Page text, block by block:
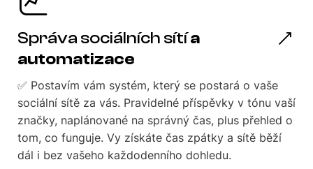
Správa sociálních sítía
automatizace
✅ Postavím vám systém, který se postará o vaše
sociální sítě za vás. Pravidelné příspěvky v tónu vaší
značky, naplánované na správný čas, plus přehled o
tom, co funguje. Vy získáte čas zpátky a sítě běží
dál i bez vašeho každodenního dohledu.